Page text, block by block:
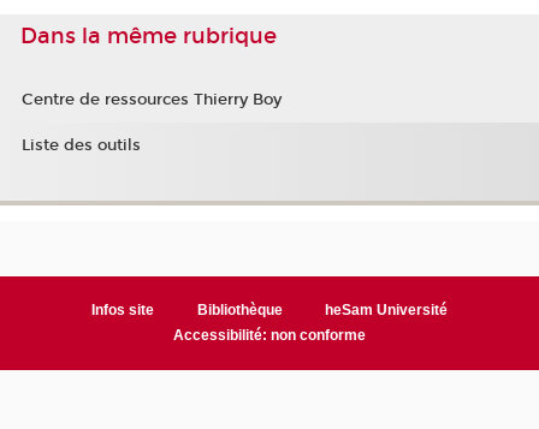
Dans la même rubrique
Centre de ressources Thierry Boy
Liste des outils
Infos site Bibliothèque
heSam Université
Accessibilité: non conforme